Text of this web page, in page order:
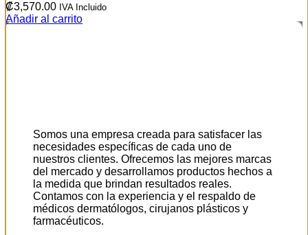
₡3,570.00 IVA Incluido
Añadir al carrito
Somos una empresa creada para satisfacer las
necesidades específicas de cada uno de
nuestros clientes. Ofrecemos las mejores marcas
del mercado y desarrollamos productos hechos a
la medida que brindan resultados reales.
Contamos con la experiencia y el respaldo de
médicos dermatólogos, cirujanos plásticos y
farmacéuticos.